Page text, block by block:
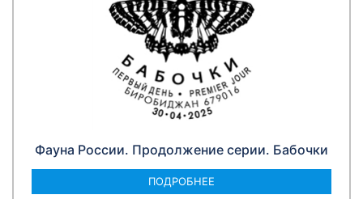
Фауна России. Продолжение серии. Бабочки
ПОДРОБНЕЕ